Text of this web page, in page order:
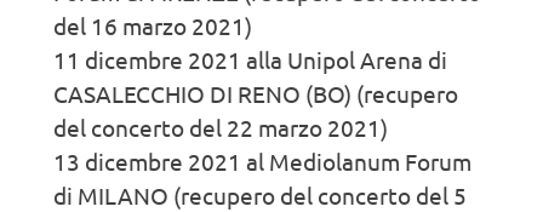
del 16 marzo 2021)
11 dicembre 2021 alla Unipol Arena di
CASALECCHIO DI RENO (BO) (recupero
del concerto del 22 marzo 2021)
13 dicembre 2021 al Mediolanum Forum
di MILANO (recupero del concerto del 5